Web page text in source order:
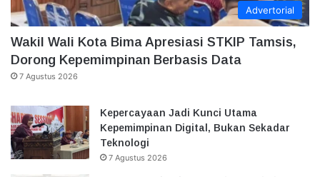
Advertorial
Wakil Wali Kota Bima Apresiasi STKIP Tamsis,
Dorong Kepemimpinan Berbasis Data
7 Agustus 2026
Kepercayaan Jadi Kunci Utama
Kepemimpinan Digital, Bukan Sekadar
Teknologi
7 Agustus 2026